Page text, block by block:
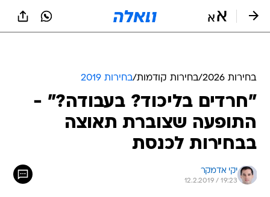
בחירות 2026 /בחירות קודמות/בחירות 2019
"חרדים בליכוד? בעבודה?" -
התופעה שצוברת תאוצה
בבחירות לכנסת
יקי אדמקר
12.2.2019 / 19:23